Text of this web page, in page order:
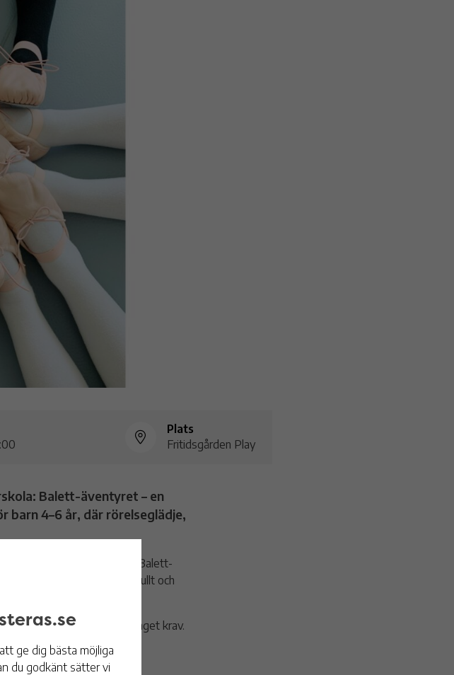
Plats
Fritidsgården Play
Balett-äventyret – en
4–6 år, där rörelseglädje,
introduktion till kursen Balett-
balettrörelser på ett lekfullt och
och rörelseglädje.
lektionen, men det är inget krav.
ge dig bästa möjliga
du godkänt sätter vi